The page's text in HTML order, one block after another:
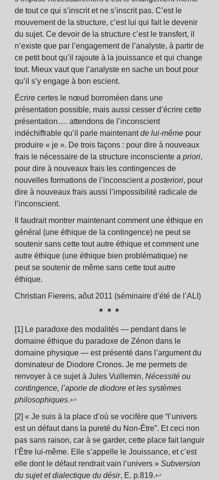
de tout ce qui s’inscrit et ne s’inscrit pas. C’est le
mouvement de la structure, c’est lui qui fait le devenir
du sujet. Ce devoir de la structure c’est le transfert, il
n’existe que par l’engagement de l’analyste, à partir de
ce petit bout qu’il rajoute à la jouissance et qui change
tout. Mieux vaut que l’analyste en sache un bout pour
qu’il s’y engage à bon escient.
Écrire certes le nœud borroméen dans une
présentation possible, mais aussi cesser d’écrire cette
présentation…. attendons de l’inconscient
indéchiffrable qu’il parle maintenantde lui-même pour
produire « je ». De trois façons : pour dire à nouveaux
frais le nécessaire de la structure inconsciente a priori,
pour dire à nouveaux frais les contingences de
nouvelles formations de l’inconscienta posteriori, pour
dire à nouveaux frais aussi l’impossibilité radicale de
l’inconscient.
Il faudrait montrer maintenant comment une éthique en
général (une éthique de la contingence) ne peut se
soutenir sans cette tout autre éthique et comment une
autre éthique (une éthique bien problématique) ne
peut se soutenir de même sans cette tout autre
éthique.
Christian Fierens, aôut 2011 (séminaire d’été de l’ALI)
* * *
[1] Le paradoxe des modalités — pendant dans le
domaine éthique du paradoxe de Zénon dans le
domaine physique — est présenté dans l’argument du
dominateur de Diodore Cronos. Je me permets de
renvoyer à ce sujet à Jules Vuillemin, Nécessité ou
contingence, l’aporie de diodore et les systèmes
philosophiques.↩
[2] « Je suis à la place d’où se vocifère que “l’univers
est un défaut dans la pureté du Non-Être”. Et ceci non
pas sans raison, car à se garder, cette place fait languir
l’Être lui-même. Elle s’appelle le Jouissance, et c’est
elle dont le défaut rendrait vain l’univers » Subversion
du sujet et dialectique du désir, E. p.819.↩